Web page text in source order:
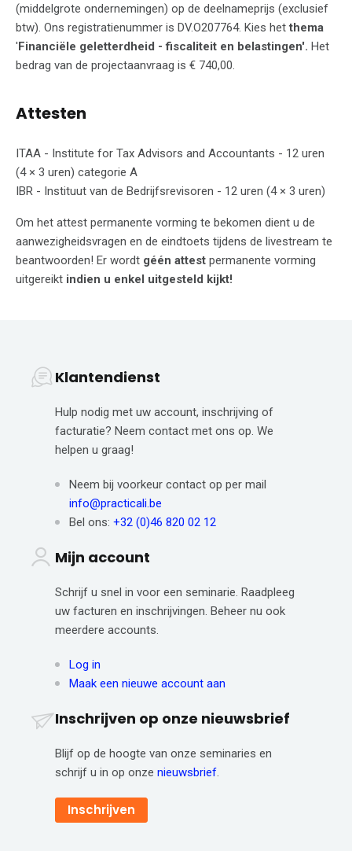
(middelgrote ondernemingen) op de deelnameprijs (exclusief
btw). Ons registratienummer is DV.O207764. Kies hetthema
'Financiële geletterdheid - fiscaliteit en belastingen'. Het
bedrag van de projectaanvraag is € 740,00.
Attesten
ITAA - Institute for Tax Advisors and Accountants - 12 uren
(4 × 3 uren) categorie A
IBR - Instituut van de Bedrijfsrevisoren - 12 uren (4 × 3 uren)
Om het attest permanente vorming te bekomen dient u de
aanwezigheidsvragen en de eindtoets tijdens de livestream te
beantwoorden! Er wordt géén attest permanente vorming
uitgereikt indien u enkel uitgesteld kijkt!
Klantendienst
Hulp nodig met uw account, inschrijving of
facturatie? Neem contact met ons op. We
helpen u graag!
Neem bij voorkeur contact op per mail
info@practicali.be
Bel ons: +32 (0)46 820 02 12
Mijn account
Schrijf u snel in voor een seminarie. Raadpleeg
uw facturen en inschrijvingen. Beheer nu ook
meerdere accounts.
Log in
Maak een nieuwe account aan
Inschrijven op onze nieuwsbrief
Blijf op de hoogte van onze seminaries en
schrijf u in op onze nieuwsbrief.
Inschrijven